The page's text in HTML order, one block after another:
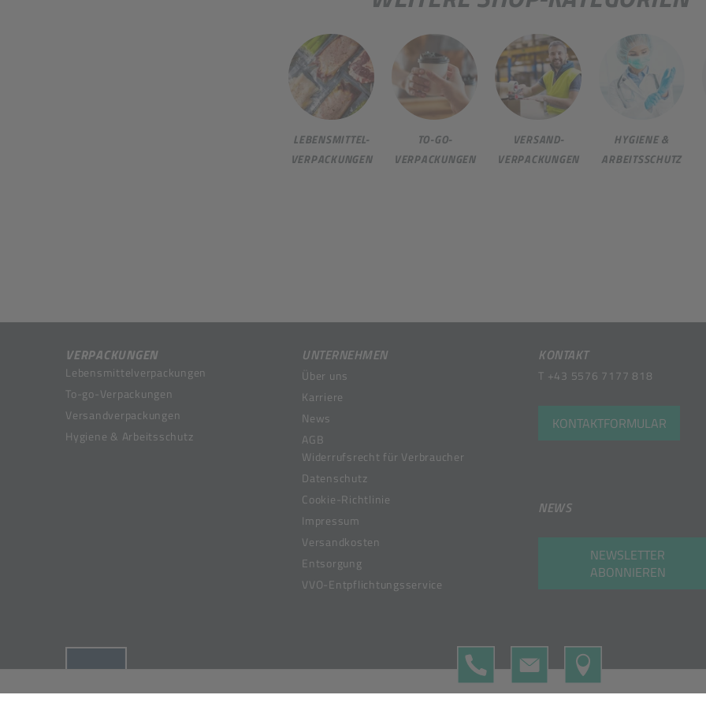
LEBENSMITTEL-
VERPACKUNGEN
TO-GO-
VERPACKUNGEN
VERSAND-
VERPACKUNGEN
HYGIENE &
ARBEITSSCHUTZ
VERPACKUNGEN
Lebensmittelverpackungen
To-go-Verpackungen
Versandverpackungen
Hygiene & Arbeitsschutz
UNTERNEHMEN
Über uns
Karriere
News
AGB
Widerrufsrecht für Verbraucher
Datenschutz
Cookie-Richtlinie
Impressum
Versandkosten
Entsorgung
VVO-Entpflichtungsservice
KONTAKT
T +43 5576 7177 818
KONTAKTFORMULAR
NEWS
NEWSLETTER
ABONNIEREN
© 2019-2026 Meier Verpackungen GmbH, Member of the Bunzl Group
TELEFON KONTAKTFORMULAR
MAP